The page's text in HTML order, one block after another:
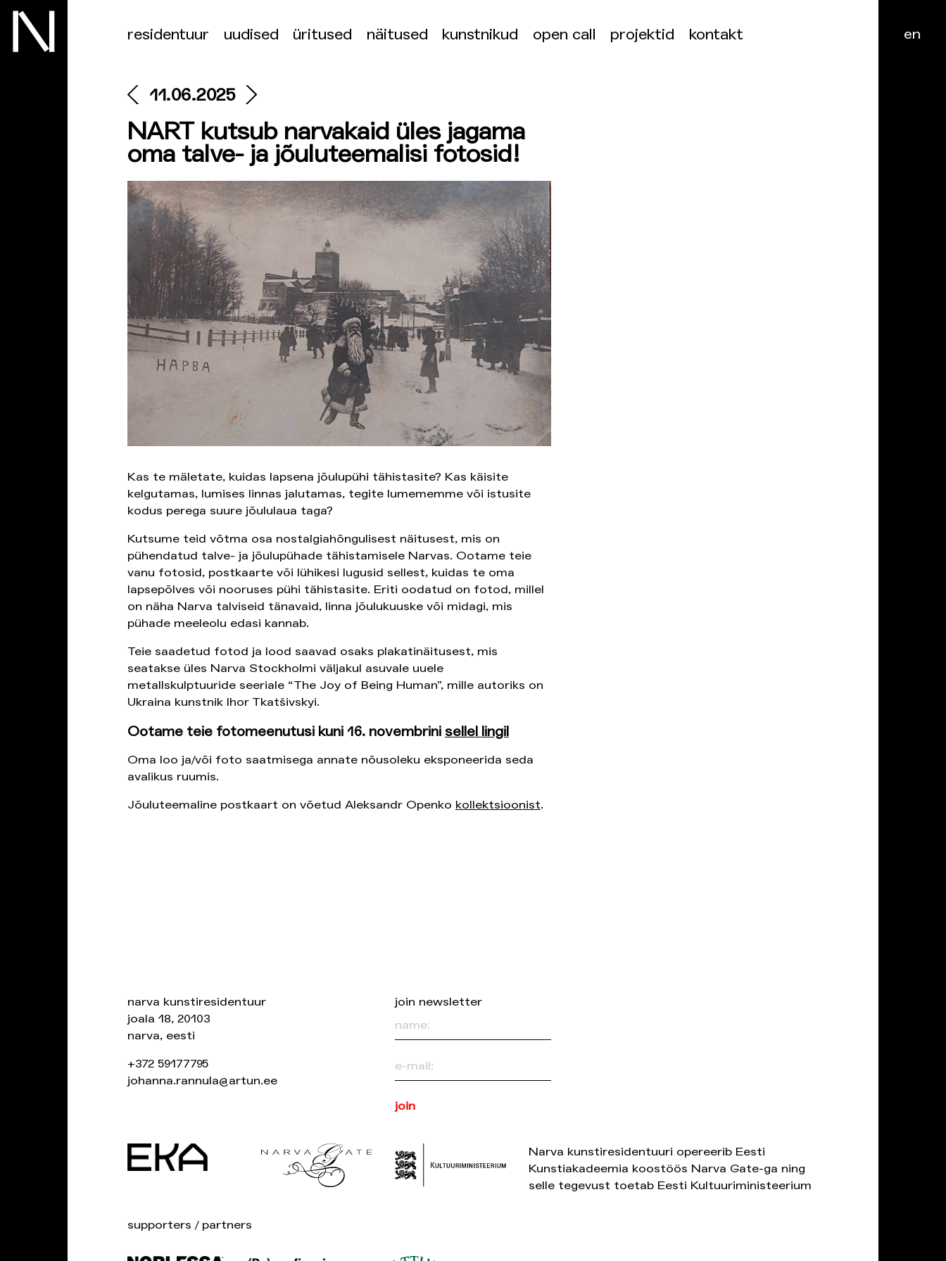
residentuur uudised üritused näitused kunstnikud open call projektid kontakt en
11.06.2025
NART kutsub narvakaid üles jagama
oma talve- ja jõuluteemalisi fotosid!
Kas te mäletate, kuidas lapsena jõulupühi tähistasite? Kas käisite
kelgutamas, lumises linnas jalutamas, tegite lumememme või istusite
kodus perega suure jõululaua taga?
Kutsume teid võtma osa nostalgiahõngulisest näitusest, mis on
pühendatud talve- ja jõulupühade tähistamisele Narvas. Ootame teie
vanu fotosid, postkaarte või lühikesi lugusid sellest, kuidas te oma
lapsepõlves või nooruses pühi tähistasite. Eriti oodatud on fotod, millel
on näha Narva talviseid tänavaid, linna jõulukuuske või midagi, mis
pühade meeleolu edasi kannab.
Teie saadetud fotod ja lood saavad osaks plakatinäitusest, mis
seatakse üles Narva Stockholmi väljakul asuvale uuele
metallskulptuuride seeriale “The Joy of Being Human”, mille autoriks on
Ukraina kunstnik Ihor Tkatšivskyi.
Ootame teie fotomeenutusi kuni 16. novembrini sellel lingil
Oma loo ja/või foto saatmisega annate nõusoleku eksponeerida seda
avalikus ruumis.
Jõuluteemaline postkaart on võetud Aleksandr Openko kollektsioonist.
narva kunstiresidentuur
joala 18, 20103
narva, eesti
+372 59177795
johanna.rannula@artun.ee
join newsletter
Narva kunstiresidentuuri opereerib Eesti
Kunstiakadeemia koostöös Narva Gate-ga ning
selle tegevust toetab Eesti Kultuuriministeerium
supporters / partners